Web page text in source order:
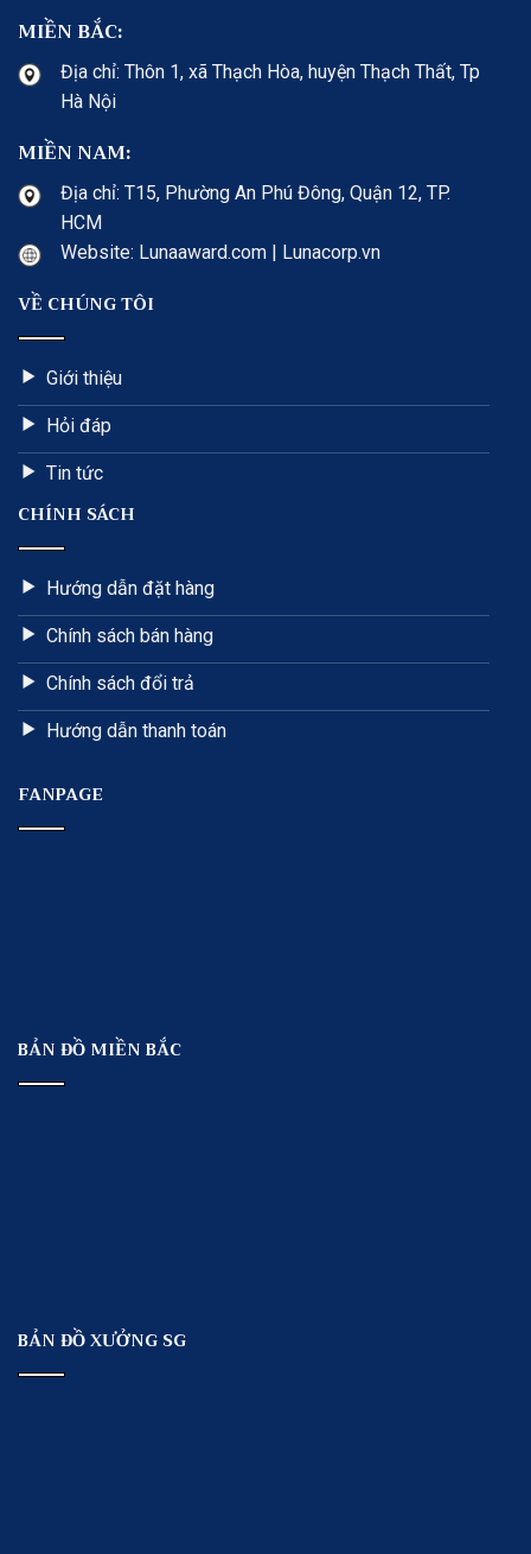
MIỀN BẮC:
Địa chỉ: Thôn 1, xã Thạch Hòa, huyện Thạch Thất, Tp
Hà Nội
MIỀN NAM:
Địa chỉ: T15, Phường An Phú Đông, Quận 12, TP.
HCM
Website: Lunaaward.com | Lunacorp.vn
VỀ CHÚNG TÔI
Giới thiệu
Hỏi đáp
Tin tức
CHÍNH SÁCH
Hướng dẫn đặt hàng
Chính sách bán hàng
Chính sách đổi trả
Hướng dẫn thanh toán
FANPAGE
BẢN ĐỒ MIỀN BẮC
BẢN ĐỒ XƯỞNG SG